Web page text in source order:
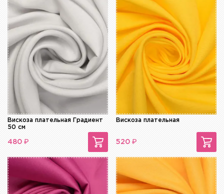
Вискоза плательная Градиент
50 см
480 ₽
Вискоза плательная
520 ₽